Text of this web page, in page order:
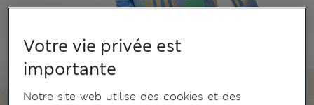
Votre vie privée est
importante
Notre site web utilise des cookies et des